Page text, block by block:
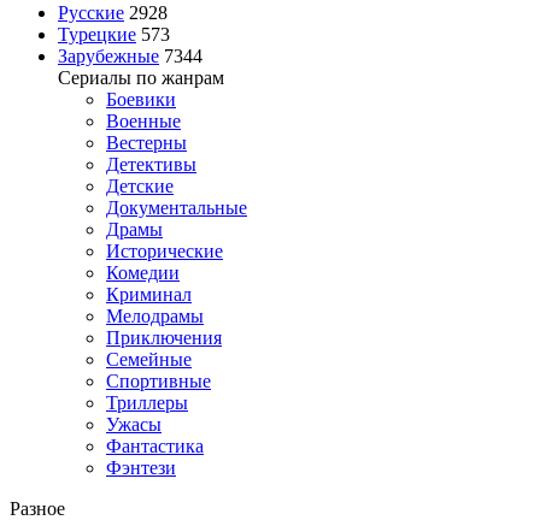
Русские 2928
Турецкие 573
Зарубежные 7344
Сериалы по жанрам
Боевики
Военные
Вестерны
Детективы
Детские
Документальные
Драмы
Исторические
Комедии
Криминал
Мелодрамы
Приключения
Семейные
Спортивные
Триллеры
Ужасы
Фантастика
Фэнтези
Разное